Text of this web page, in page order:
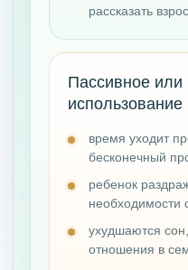
рассказать
Пассивное
использование
время уходит
бесконечный
ребенок
необходимости
ухудшаются
отношения в